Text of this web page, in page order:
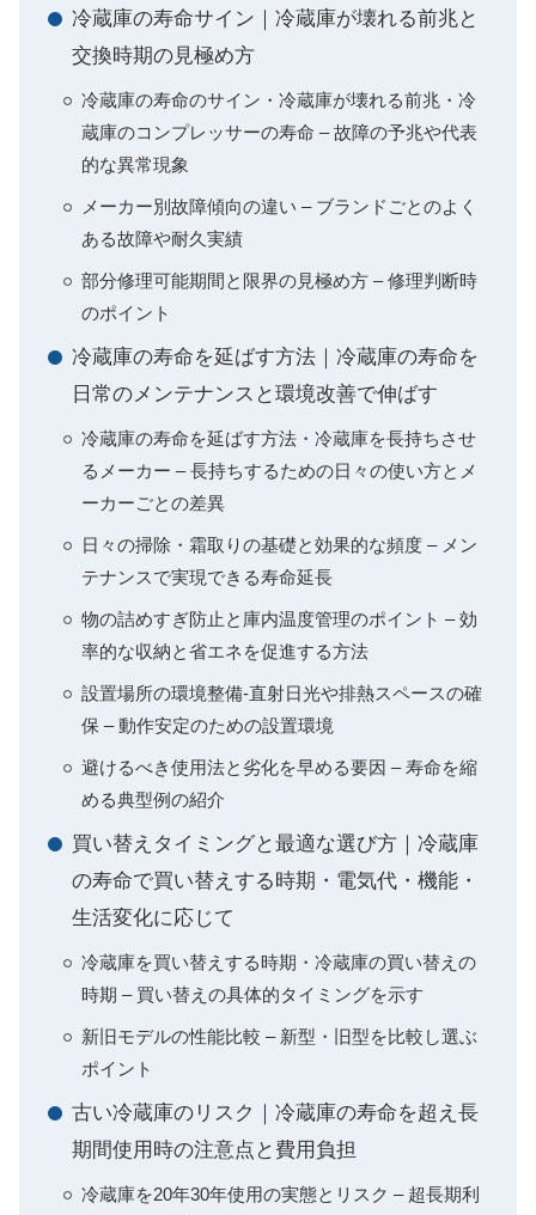
冷蔵庫の寿命サイン｜冷蔵庫が壊れる前兆と
交換時期の見極め方
冷蔵庫の寿命のサイン・冷蔵庫が壊れる前兆・冷
蔵庫のコンプレッサーの寿命 – 故障の予兆や代表
的な異常現象
メーカー別故障傾向の違い – ブランドごとのよく
ある故障や耐久実績
部分修理可能期間と限界の見極め方 – 修理判断時
のポイント
冷蔵庫の寿命を延ばす方法｜冷蔵庫の寿命を
日常のメンテナンスと環境改善で伸ばす
冷蔵庫の寿命を延ばす方法・冷蔵庫を長持ちさせ
るメーカー – 長持ちするための日々の使い方とメ
ーカーごとの差異
日々の掃除・霜取りの基礎と効果的な頻度 – メン
テナンスで実現できる寿命延長
物の詰めすぎ防止と庫内温度管理のポイント – 効
率的な収納と省エネを促進する方法
設置場所の環境整備-直射日光や排熱スペースの確
保 – 動作安定のための設置環境
避けるべき使用法と劣化を早める要因 – 寿命を縮
める典型例の紹介
買い替えタイミングと最適な選び方｜冷蔵庫
の寿命で買い替えする時期・電気代・機能・
生活変化に応じて
冷蔵庫を買い替えする時期・冷蔵庫の買い替えの
時期 – 買い替えの具体的タイミングを示す
新旧モデルの性能比較 – 新型・旧型を比較し選ぶ
ポイント
古い冷蔵庫のリスク｜冷蔵庫の寿命を超え長
期間使用時の注意点と費用負担
冷蔵庫を20年30年使用の実態とリスク – 超長期利